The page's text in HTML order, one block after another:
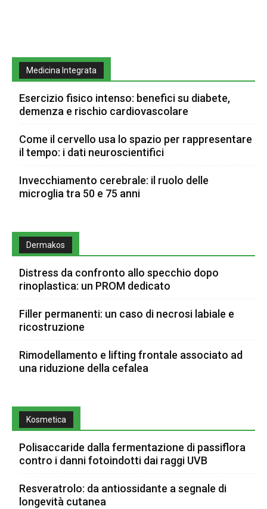
Medicina Integrata
Esercizio fisico intenso: benefici su diabete,
demenza e rischio cardiovascolare
Come il cervello usa lo spazio per rappresentare
il tempo: i dati neuroscientifici
Invecchiamento cerebrale: il ruolo delle
microglia tra 50 e 75 anni
Dermakos
Distress da confronto allo specchio dopo
rinoplastica: un PROM dedicato
Filler permanenti: un caso di necrosi labiale e
ricostruzione
Rimodellamento e lifting frontale associato ad
una riduzione della cefalea
Kosmetica
Polisaccaride dalla fermentazione di passiflora
contro i danni fotoindotti dai raggi UVB
Resveratrolo: da antiossidante a segnale di
longevità cutanea